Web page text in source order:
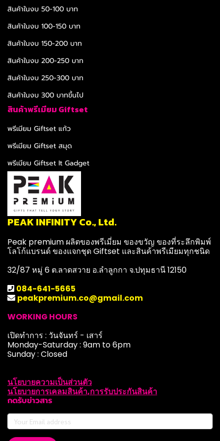
สินค้าในงบ 50-100 บาท
สินค้าในงบ 100-150 บาท
สินค้าในงบ 150-200 บาท
สินค้าในงบ 200-250 บาท
สินค้าในงบ 250-300 บาท
สินค้าในงบ 300 บาทขึ้นไป
สินค้าพรีเมียม Giftset
พรีเมียม Giftset แก้ว
พรีเมียม Giftset สมุด
พรีเมียม Giftset It Gadget
PEAK INFINITY Co., Ltd.
Peak premium ผลิตของพรีเมี่ยม ของขวัญ ของที่ระลึกพิมพ์
โลโก้แบรนด์ ของแจกชุด Giftset และสินค้าพรีเมียมทุกชนิด
32/87 หมู่ 6 ต.ลาดสวาย อ.ลำลูกกา จ.ปทุมธานี 12150
084-641-5665
peakpremium.co@gmail.com
WORKING HOURS
เปิดทำการ : วันจันทร์ - เสาร์
Monday-Saturday : 9am to 6pm
Sunday : Closed
นโยบายความเป็นส่วนตัว
นโยบายการเคลมสินค้า,การรับประกันสินค้า
กดรับข่าวสาร